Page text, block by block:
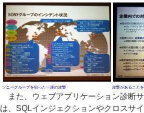
ソニーグループを狙った一連の攻撃 攻撃があること
また、ウェブアプリケーション診断
は、SQLインジェクションやクロスサ